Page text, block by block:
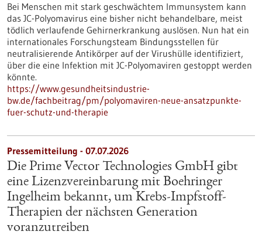
Bei Menschen mit stark geschwächtem Immunsystem kann
das JC-Polyomavirus eine bisher nicht behandelbare, meist
tödlich verlaufende Gehirnerkrankung auslösen. Nun hat ein
internationales Forschungsteam Bindungsstellen für
neutralisierende Antikörper auf der Virushülle identifiziert,
über die eine Infektion mit JC-Polyomaviren gestoppt werden
könnte.
https://www.gesundheitsindustrie-
bw.de/fachbeitrag/pm/polyomaviren-neue-ansatzpunkte-
fuer-schutz-und-therapie
Pressemitteilung - 07.07.2026
Die Prime Vector Technologies GmbH gibt
eine Lizenzvereinbarung mit Boehringer
Ingelheim bekannt, um Krebs-Impfstoff-
Therapien der nächsten Generation
voranzutreiben